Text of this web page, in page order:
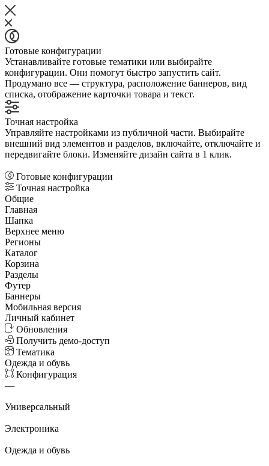
Готовые конфигурации
Устанавливайте готовые тематики или выбирайте
конфигурации. Они помогут быстро запустить сайт.
Продумано все — структура, расположение баннеров, вид
списка, отображение карточки товара и текст.
Точная настройка
Управляйте настройками из публичной части. Выбирайте
внешний вид элементов и разделов, включайте, отключайте и
передвигайте блоки. Изменяйте дизайн сайта в 1 клик.
Готовые конфигурации
Точная настройка
Общие
Главная
Шапка
Верхнее меню
Регионы
Каталог
Корзина
Разделы
Футер
Баннеры
Мобильная версия
Личный кабинет
Обновления
Получить демо-доступ
Тематика
Одежда и обувь
Конфигурация
—
Универсальный
Электроника
Одежда и обувь